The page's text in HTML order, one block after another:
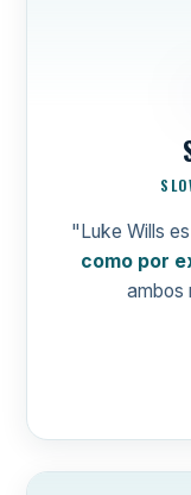
"Luke Wills
como por
ambos